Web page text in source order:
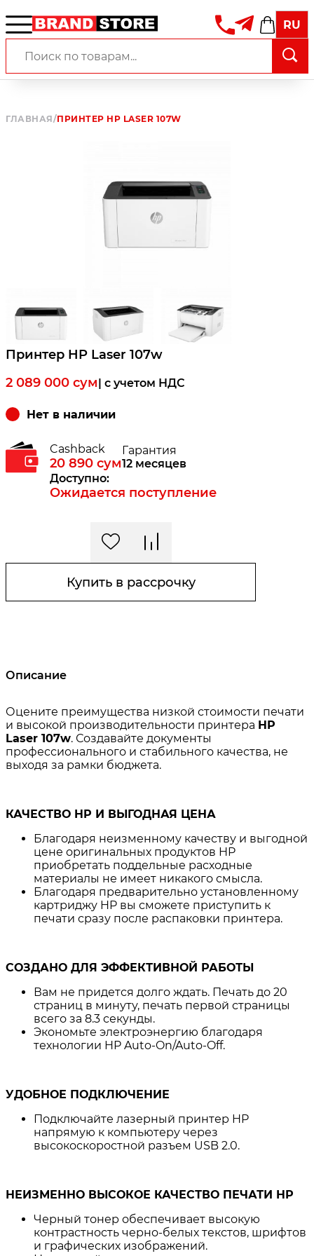
RU
ГЛАВНАЯ/ПРИНТЕР HP LASER 107W
Принтер HP Laser 107w
2 089 000 сум| c учетом НДС
Нет в наличии
Cashback
20 890 сум
Гарантия
12 месяцев
Доступно:
Ожидается поступление
Купить в рассрочку
Описание